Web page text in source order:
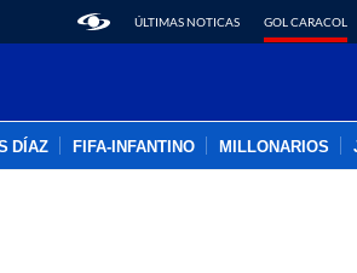
ÚLTIMAS NOTICAS GOL CARACOL
DÍAZ FIFA-INFANTINO MILLONARIOS